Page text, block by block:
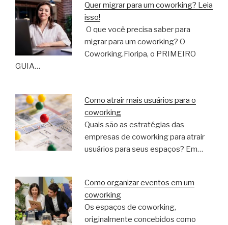
Quer migrar para um coworking? Leia
isso!
O que você precisa saber para
migrar para um coworking? O
Coworking.Floripa, o PRIMEIRO
GUIA…
Como atrair mais usuários para o
coworking
Quais são as estratégias das
empresas de coworking para atrair
usuários para seus espaços? Em…
Como organizar eventos em um
coworking
Os espaços de coworking,
originalmente concebidos como